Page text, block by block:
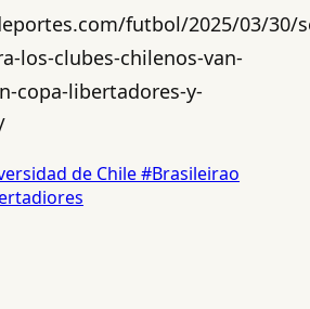
futbol/2025/03/30/
los-clubes-chilenos-van-
copa-libertadores-y-
de Chile#Brasileirao